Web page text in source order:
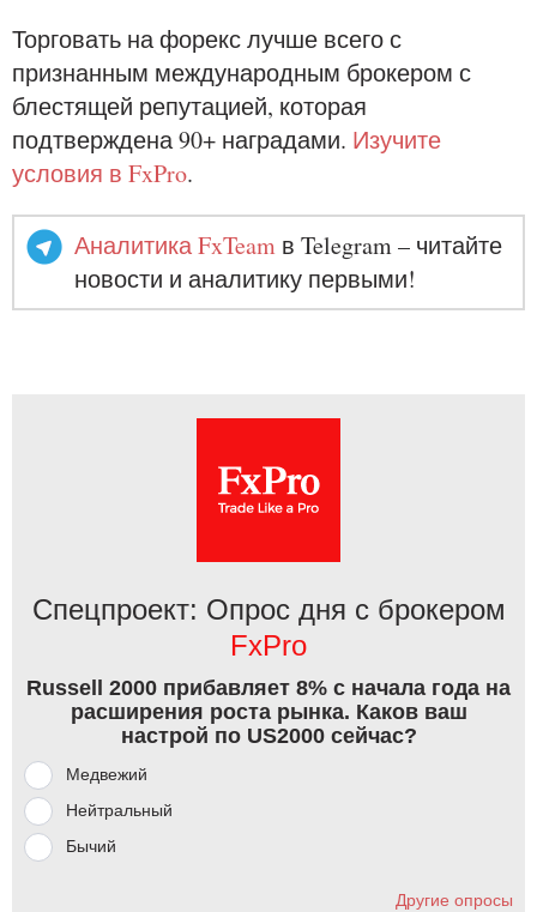
Торговать на форекс лучше всего с
признанным международным брокером с
блестящей репутацией, которая
подтверждена 90+ наградами. Изучите
условия в FxPro.
Аналитика FxTeam в Telegram – читайте
новости и аналитику первыми!
Спецпроект: Опрос дня с брокером
FxPro
Russell 2000 прибавляет 8% с начала года на
расширения роста рынка. Каков ваш
настрой по US2000 сейчас?
Медвежий
Нейтральный
Бычий
Другие опросы